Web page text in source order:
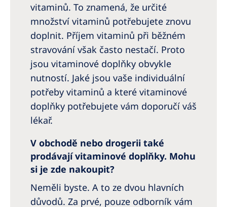
vitaminů. To znamená, že určité
množství vitaminů potřebujete znovu
doplnit. Příjem vitaminů při běžném
stravování však často nestačí. Proto
jsou vitaminové doplňky obvykle
nutností. Jaké jsou vaše individuální
potřeby vitaminů a které vitaminové
doplňky potřebujete vám doporučí váš
lékař.
V obchodě nebo drogerii také
prodávají vitaminové doplňky. Mohu
si je zde nakoupit?
Neměli byste. A to ze dvou hlavních
důvodů. Za prvé, pouze odborník vám